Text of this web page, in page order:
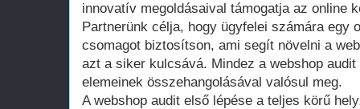
innovatív megoldásaival támogatja az online
Partnerünk célja, hogy ügyfelei számára egy
csomagot biztosítson, ami segít növelni a
azt a siker kulcsává. Mindez a webshop
elemeinek összehangolásával valósul meg.
A webshop audit első lépése a teljes körű